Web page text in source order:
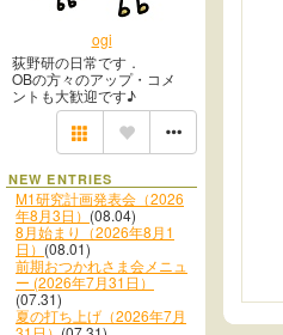
ogi
荻野研の日常です．
OBの方々のアップ・コメ
ントも大歓迎です♪
NEW ENTRIES
M1研究計画発表会（2026
年8月3日） (08.04)
8月始まり（2026年8月1
日） (08.01)
前期おつかれさま会メニュ
ー (2026年7月31日）
(07.31)
夏の打ち上げ（2026年7月